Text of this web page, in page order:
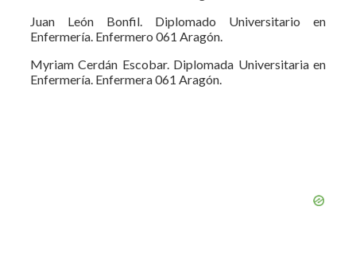
Juan León Bonfil. Diplomado Universitario en
Enfermería. Enfermero 061 Aragón.
Myriam Cerdán Escobar. Diplomada Universitaria en
Enfermería. Enfermera 061 Aragón.